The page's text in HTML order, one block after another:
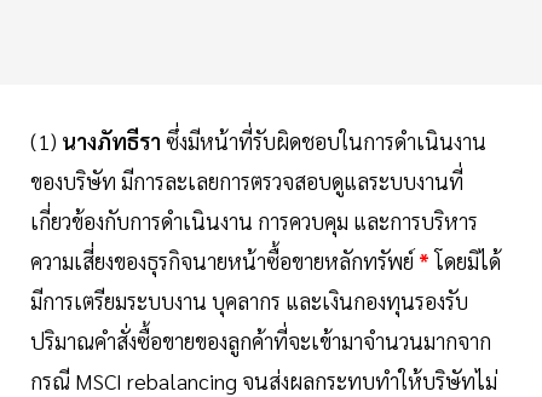
(1) นางภัทธีรา ซึ่งมีหน้าที่รับผิดชอบในการดำเนินงาน
ของบริษัท มีการละเลยการตรวจสอบดูแลระบบงานที่
เกี่ยวข้องกับการดำเนินงาน การควบคุม และการบริหาร
ความเสี่ยงของธุรกิจนายหน้าซื้อขายหลักทรัพย์ *โดยมิได้
มีการเตรียมระบบงาน บุคลากร และเงินกองทุนรองรับ
ปริมาณคำสั่งซื้อขายของลูกค้าที่จะเข้ามาจำนวนมากจาก
กรณี MSCI rebalancing จนส่งผลกระทบทำให้บริษัทไม่